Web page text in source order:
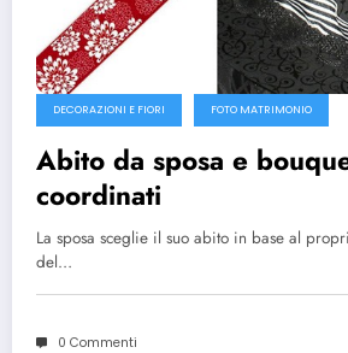
DECORAZIONI E FIORI FOTO MATRIMONIO
Abito da sposa e
coordinati
La sposa sceglie il suo abito in base al
del…
0 Commenti